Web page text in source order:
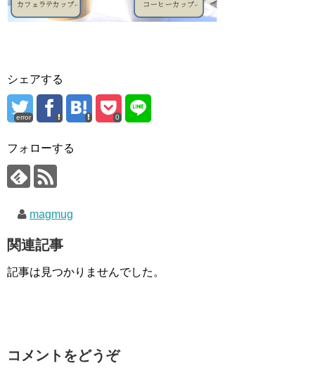
シェアする
error 0
フォローする
magmug
関連記事
記事は見つかりませんでした。
コメントをどうぞ